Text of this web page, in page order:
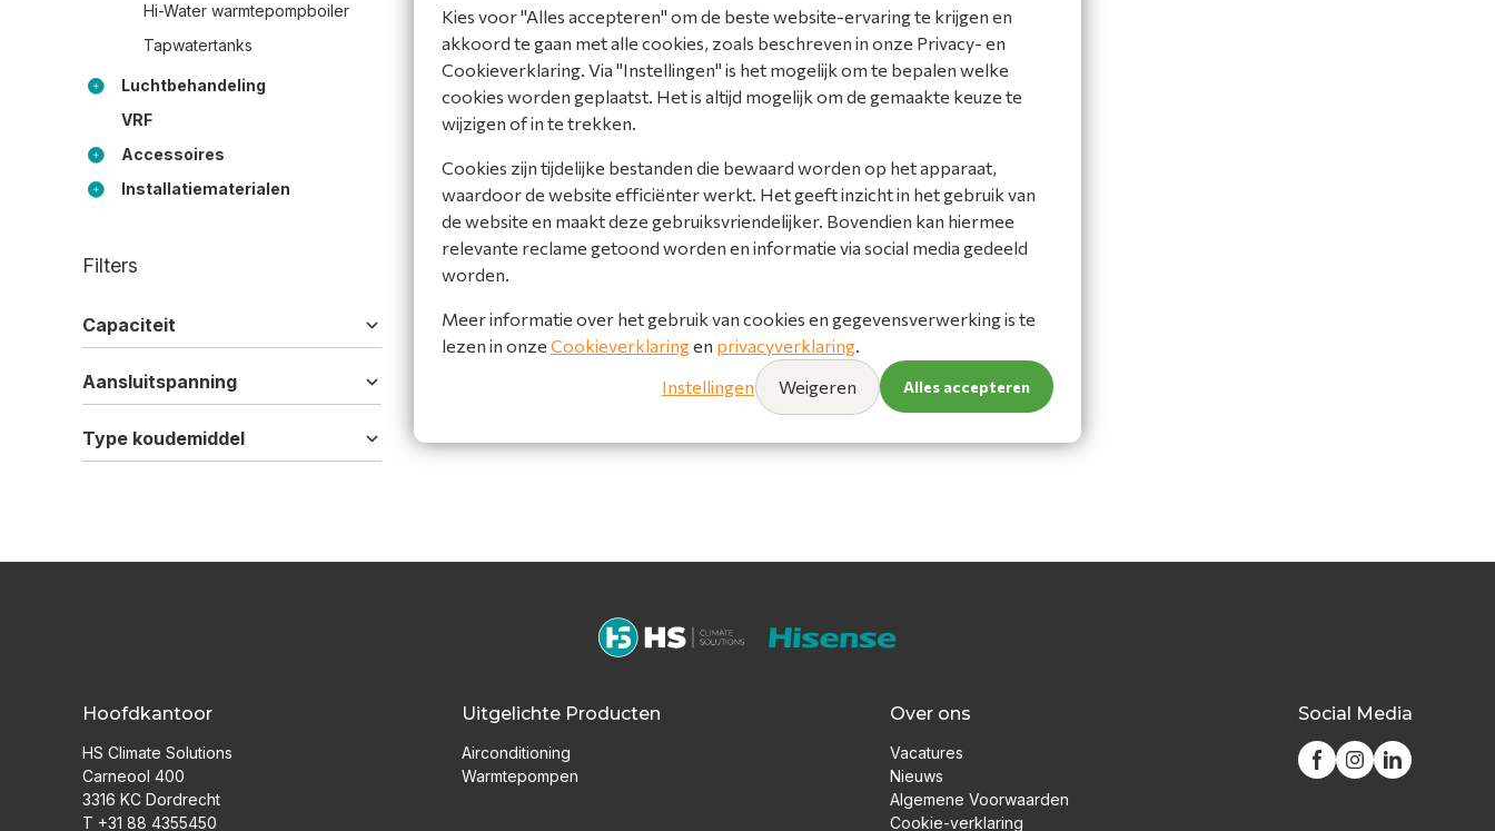
Hi-Water warmtepompboiler
Tapwatertanks
Luchtbehandeling
VRF
Accessoires
Installatiematerialen
Filters
Capaciteit
Aansluitspanning
Type koudemiddel
Hisense SET Hi-Therma
8 kW
AHM080HCD-SET
Bekijk product
Vergelijk
Hoofdkantoor
HS Climate Solutions
Carneool 400
3316 KC Dordrecht
T +31 88 4355450
Uitgelichte Producten
Airconditioning
Warmtepompen
Over ons
Vacatures
Nieuws
Algemene Voorwaarden
Cookie-verklaring
Social Media
Kies voor "Alles accepteren" om de beste website-ervaring te krijgen en
akkoord te gaan met alle cookies, zoals beschreven in onze Privacy- en
Cookieverklaring. Via "Instellingen" is het mogelijk om te bepalen welke
cookies worden geplaatst. Het is altijd mogelijk om de gemaakte keuze te
wijzigen of in te trekken.
Cookies zijn tijdelijke bestanden die bewaard worden op het apparaat,
waardoor de website efficiënter werkt. Het geeft inzicht in het gebruik van
de website en maakt deze gebruiksvriendelijker. Bovendien kan hiermee
relevante reclame getoond worden en informatie via social media gedeeld
worden.
Meer informatie over het gebruik van cookies en gegevensverwerking is te
lezen in onze Cookieverklaringen privacyverklaring
Instellingen
Weigeren Alles accepteren